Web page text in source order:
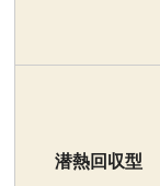
潜熱回収型